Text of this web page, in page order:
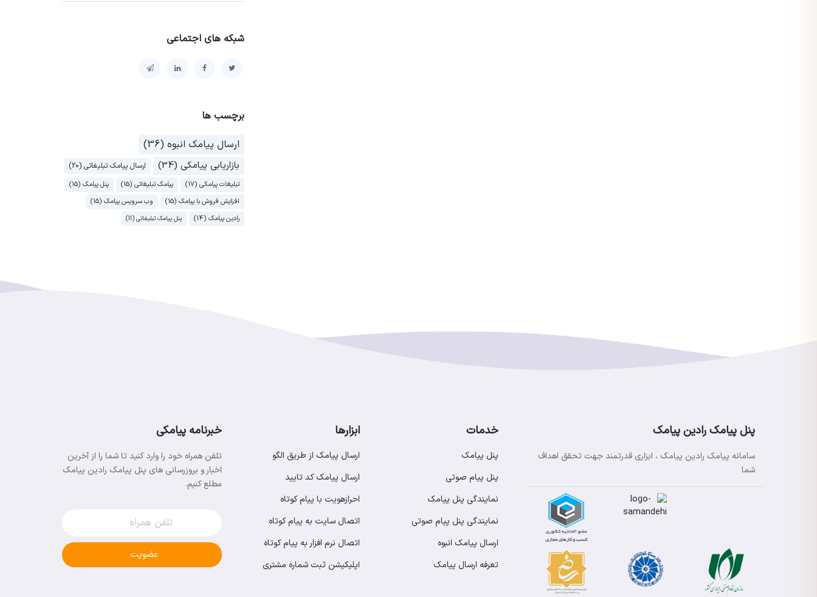
شبکه های اجتماعی
برچسب ها
ارسال پیامک انبوه (36)
بازاریابی پیامکی (34) ارسال پیامک تبلیغاتی (20)
تبلیغات پیامکی (17) پیامک تبلیغاتی (15)
پنل پیامک (15)
افزایش فروش با پیامک (15)
وب سرویس پیامک (15)
رادین پیامک (14)
پنل پیامک تبلیغاتی (11)
پنل پیامک رادین پیامک
سامانه پیامک رادین پیامک ، ابزاری قدرتمند جهت تحقق اهداف
شما
خدمات
پنل پیامک
پنل پیام صوتی
نمایندگی پنل پیامک
نمایندگی پنل پیام صوتی
ارسال پیامک انبوه
تعرفه ارسال پیامک
ابزارها
ارسال پیامک از طریق الگو
ارسال پیامک کد تایید
احرازهویت با پیام کوتاه
اتصال سایت به پیام کوتاه
اتصال نرم افزار به پیام کوتاه
اپلیکیشن ثبت شماره مشتری
خبرنامه پیامکی
تلفن همراه خود را وارد کنید تا شما را از آخرین
اخبار و بروزرسانی های پنل پیامک رادین پیامک
مطلع کنیم.
عضویت